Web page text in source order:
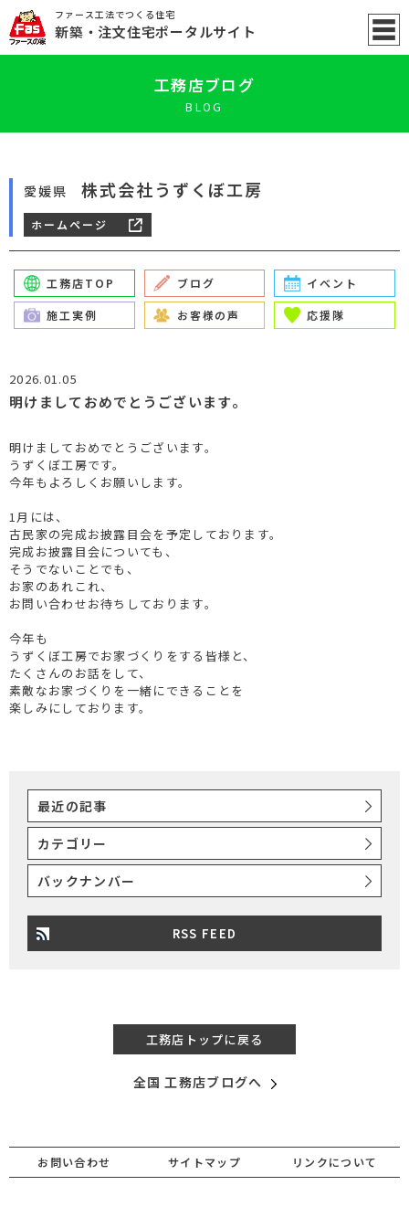
ファース工法でつくる住宅
新築 ・注文住宅ポータルサイト
工務店ブログ
BLOG
愛媛県 株式会社うずくぼ工房
ホームページ
工務店TOP ブログ イベント
施工実例 お客様の声 応援隊
2026.01.05
明けましておめでとうございます。
明けましておめでとうございます。
うずくぼ工房です。
今年もよろしくお願いします。
1月には、
古民家の完成お披露目会を予定しております。
完成お披露目会についても、
そうでないことでも、
お家のあれこれ、
お問い合わせお待ちしております。
今年も
うずくぼ工房でお家づくりをする皆様と、
たくさんのお話をして、
素敵なお家づくりを一緒にできることを
楽しみにしております。
最近の記事
カテゴリー
バックナンバー
RSS FEED
工務店トップに戻る
全国 工務店ブログへ
お問い合わせ サイトマップ リンクについて